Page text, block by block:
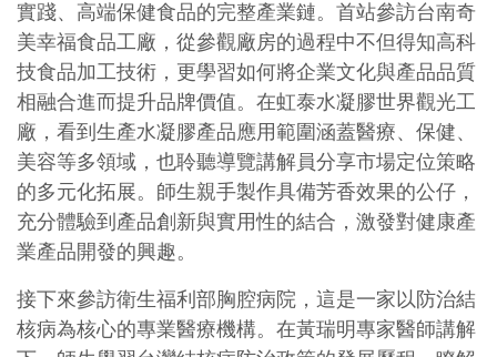
實踐、高端保健食品的完整產業鏈。首站參訪台南奇
美幸福食品工廠，從參觀廠房的過程中不但得知高科
技食品加工技術，更學習如何將企業文化與產品品質
相融合進而提升品牌價值。在虹泰水凝膠世界觀光工
廠，看到生產水凝膠產品應用範圍涵蓋醫療、保健、
美容等多領域，也聆聽導覽講解員分享市場定位策略
的多元化拓展。師生親手製作具備芳香效果的公仔，
充分體驗到產品創新與實用性的結合，激發對健康產
業產品開發的興趣。
接下來參訪衛生福利部胸腔病院，這是一家以防治結
核病為核心的專業醫療機構。在黃瑞明專家醫師講解